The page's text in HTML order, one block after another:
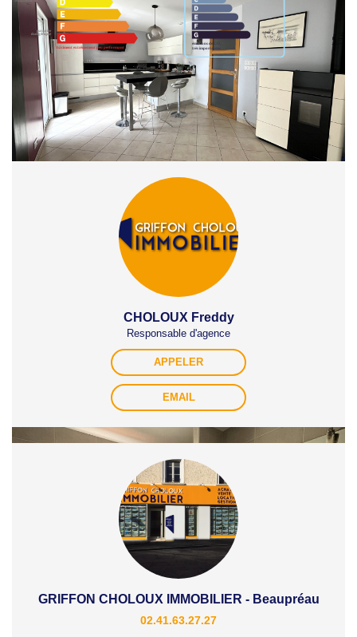
Montant estimé des dépenses annuelles d'énergie pour un usage standard
entre 1870€ et 2580€. indexées aux années 2021,2022 et 2023
(abonnement compris).
Partager :
CHOLOUX Freddy
Responsable d'agence
APPELER
EMAIL
GRIFFON CHOLOUX IMMOBILIER - Beaupréau
02.41.63.27.27